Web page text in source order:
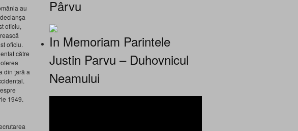
au
oficiu,
oficiu.
către
din ţară a
1949.
Pârvu
In Memoriam Parintele
Justin Parvu – Duhovnicul
Neamului